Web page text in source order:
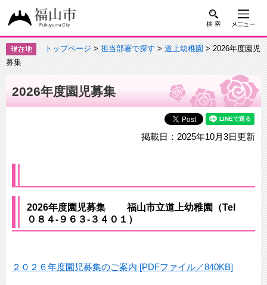
トップページ>担当部署で探す>道上幼稚園> 2026年度園児
募集
2026年度園児募集
掲載日：2025年10月3日更新
2026年度園児募集 福山市立道上幼稚園（Tel
０８４‐９６３-３４０１）
２０２６年度園児募集のご案内 [PDFファイル／840KB]